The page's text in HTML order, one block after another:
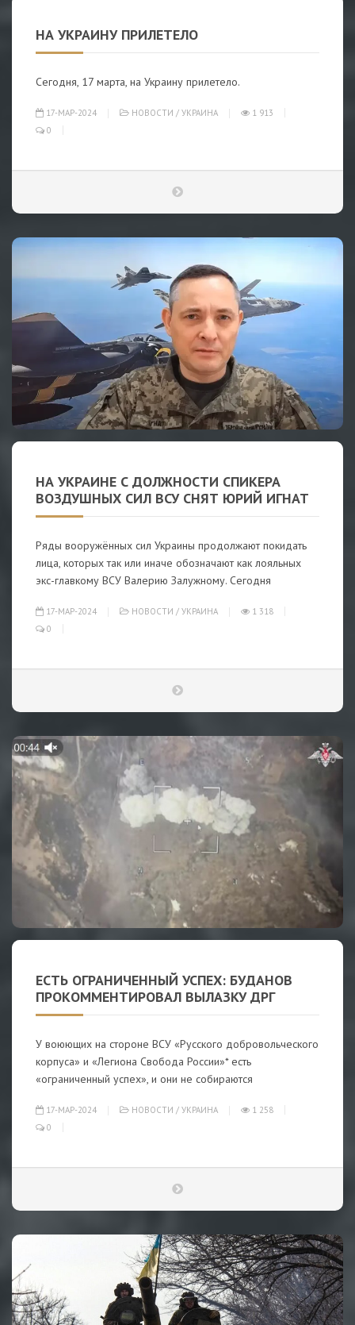
НА УКРАИНУ ПРИЛЕТЕЛО
Сегодня, 17 марта, на Украину прилетело.
17-МАР-2024 НОВОСТИ / УКРАИНА
1 913
0
НА УКРАИНЕ С ДОЛЖНОСТИ СПИКЕРА
ВОЗДУШНЫХ СИЛ ВСУ СНЯТ ЮРИЙ ИГНАТ
Ряды вооружённых сил Украины продолжают покидать
лица, которых так или иначе обозначают как лояльных
экс-главкому ВСУ Валерию Залужному. Сегодня
17-МАР-2024 НОВОСТИ / УКРАИНА
1 318
0
ЕСТЬ ОГРАНИЧЕННЫЙ УСПЕХ: БУДАНОВ
ПРОКОММЕНТИРОВАЛ ВЫЛАЗКУ ДРГ
У воюющих на стороне ВСУ «Русского добровольческого
корпуса» и «Легиона Свобода России»* есть
«ограниченный успех», и они не собираются
17-МАР-2024 НОВОСТИ / УКРАИНА
1 258
0